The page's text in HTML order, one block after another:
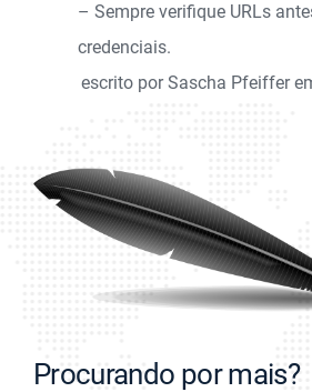
– Sempre verifique URLs
credenciais.
escrito por Sascha Pfeiffer
Procurando por mais?